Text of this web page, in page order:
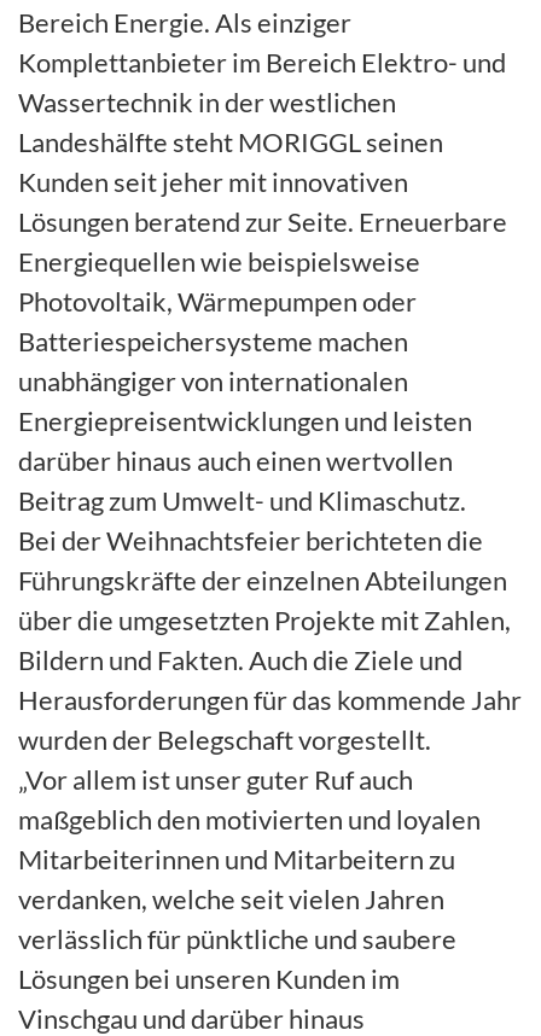
Bereich Energie. Als einziger
Komplettanbieter im Bereich Elektro- und
Wassertechnik in der westlichen
Landeshälfte steht MORIGGL seinen
Kunden seit jeher mit innovativen
Lösungen beratend zur Seite. Erneuerbare
Energiequellen wie beispielsweise
Photovoltaik, Wärmepumpen oder
Batteriespeichersysteme machen
unabhängiger von internationalen
Energiepreisentwicklungen und leisten
darüber hinaus auch einen wertvollen
Beitrag zum Umwelt- und Klimaschutz.
Bei der Weihnachtsfeier berichteten die
Führungskräfte der einzelnen Abteilungen
über die umgesetzten Projekte mit Zahlen,
Bildern und Fakten. Auch die Ziele und
Herausforderungen für das kommende Jahr
wurden der Belegschaft vorgestellt.
„Vor allem ist unser guter Ruf auch
maßgeblich den motivierten und loyalen
Mitarbeiterinnen und Mitarbeitern zu
verdanken, welche seit vielen Jahren
verlässlich für pünktliche und saubere
Lösungen bei unseren Kunden im
Vinschgau und darüber hinaus